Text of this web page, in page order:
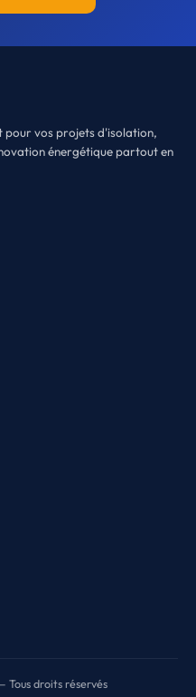
pour vos projets d'isolation,
énergétique partout en
droits réservés